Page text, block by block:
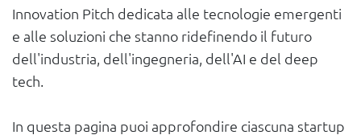
Innovation Pitch dedicata alle tecnologie emergenti
e alle soluzioni che stanno ridefinendo il futuro
dell'industria, dell'ingegneria, dell'AI e del deep
tech.
In questa pagina puoi approfondire ciascuna startup